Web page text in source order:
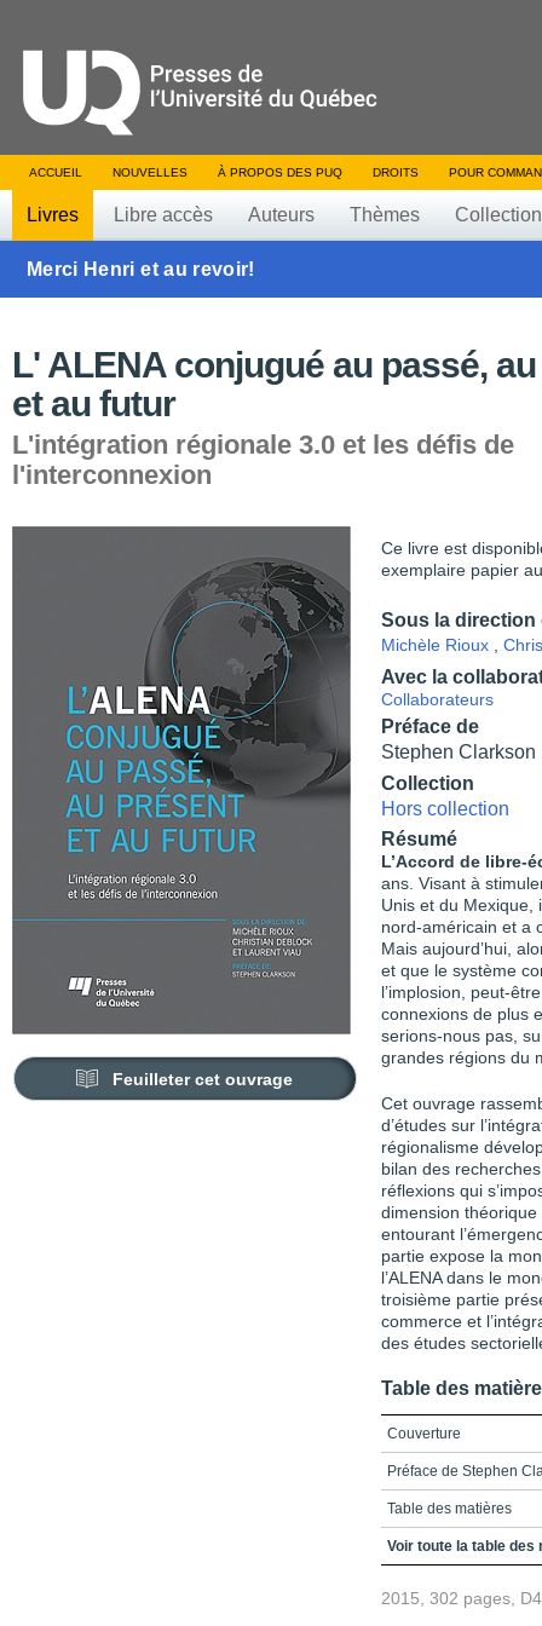
ACCUEIL NOUVELLES À PROPOS DES PUQ DROITS POUR
Livres Libre accès Auteurs Thèmes
Merci Henri et au revoir!
L' ALENA conjugué au passé,
et au futur
L'intégration régionale 3.0 et les défis de
l'interconnexion
Feuilleter cet ouvrage
Ce livre est
exemplaire papier
Sous la direction
Michèle Rioux
Avec la
Collaborateurs
Préface de
Stephen Clarkson
Collection
Hors collection
Résumé
L’Accord de libre-
ans. Visant à
Unis et du Mexique,
nord-américain et a
Mais aujourd’hui,
et que le système
l’implosion, peut-
connexions de plus
serions-nous pas,
grandes régions du
Cet ouvrage
d’études sur
régionalisme
bilan des
réflexions qui
dimension
entourant
partie expose la
l’ALENA dans le
troisième partie
commerce et
des études
Table des
Couverture
Préface de Stephen
Table des matières
Introduction
Voir toute la table des
2015, 302 pages,